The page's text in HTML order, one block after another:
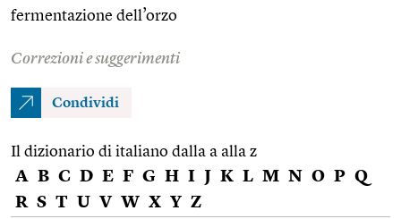
fermentazione dell’orzo
Correzioni e suggerimenti
Condividi
Il dizionario di italiano dalla a alla z
A B C D E F G H I J K L M N O P Q
R S T U V W X Y Z